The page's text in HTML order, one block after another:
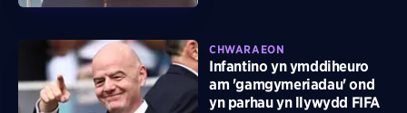
CHWARAEON
Infantino yn ymddiheuro
am 'gamgymeriadau' ond
yn parhau yn llywydd FIFA